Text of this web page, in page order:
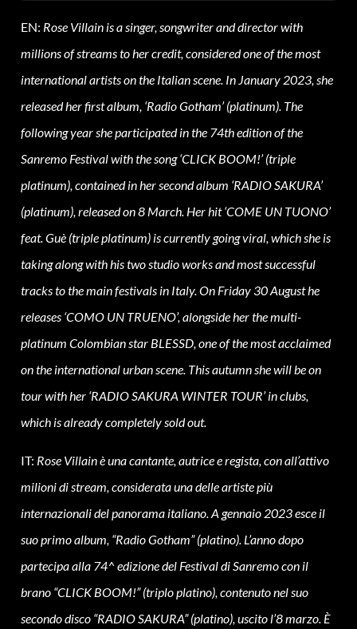
EN: Rose Villain is a singer, songwriter and director with
millions of streams to her credit, considered one of the most
international artists on the Italian scene. In January 2023, she
released her first album, ‘Radio Gotham’ (platinum). The
following year she participated in the 74th edition of the
Sanremo Festival with the song ‘CLICK BOOM!’ (triple
platinum), contained in her second album ‘RADIO SAKURA’
(platinum), released on 8 March. Her hit ‘COME UN TUONO’
feat. Guè (triple platinum) is currently going viral, which she is
taking along with his two studio works and most successful
tracks to the main festivals in Italy. On Friday 30 August he
releases ‘COMO UN TRUENO’, alongside her the multi-
platinum Colombian star BLESSD, one of the most acclaimed
on the international urban scene. This autumn she will be on
tour with her ‘RADIO SAKURA WINTER TOUR’ in clubs,
which is already completely sold out.
IT: Rose Villain è una cantante, autrice e regista, con all’attivo
milioni di stream, considerata una delle artiste più
internazionali del panorama italiano. A gennaio 2023 esce il
suo primo album, “Radio Gotham” (platino). L’anno dopo
partecipa alla 74^ edizione del Festival di Sanremo con il
brano “CLICK BOOM!” (triplo platino), contenuto nel suo
secondo disco “RADIO SAKURA” (platino), uscito l’8 marzo. È